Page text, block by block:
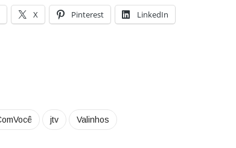
X Pinterest LinkedIn
jtv Valinhos